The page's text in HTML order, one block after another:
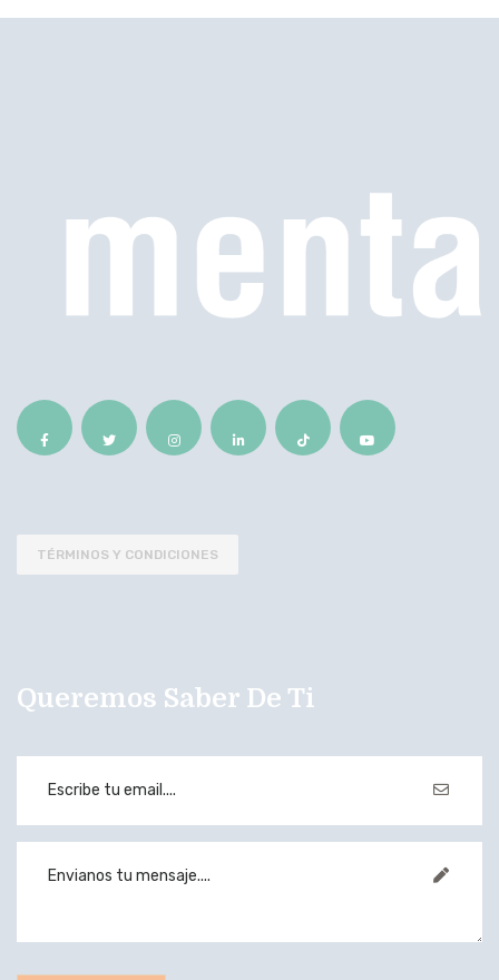
TÉRMINOS Y CONDICIONES
Queremos Saber De Ti